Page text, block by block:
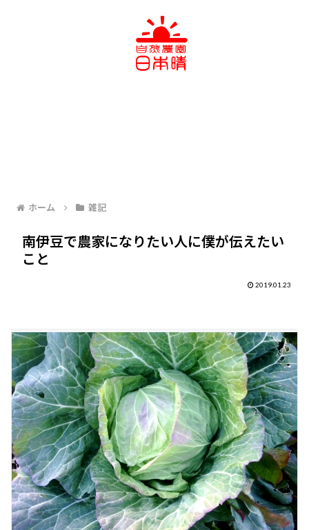
ホーム 雑記
南伊豆で農家になりたい人に僕が伝えたい
こと
2019.01.23